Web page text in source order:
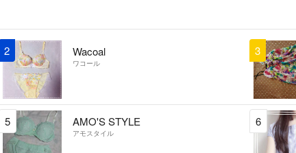
2 Wacoal
ワコール
3
5 AMO'S STYLE
アモスタイル
6